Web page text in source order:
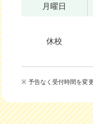
月曜日
休校
予告なく受付時間を変